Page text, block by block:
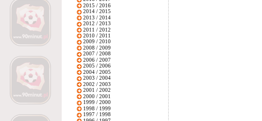
2015 / 2016
2014 / 2015
2013 / 2014
2012 / 2013
2011 / 2012
2010 / 2011
2009 / 2010
2008 / 2009
2007 / 2008
2006 / 2007
2005 / 2006
2004 / 2005
2003 / 2004
2002 / 2003
2001 / 2002
2000 / 2001
1999 / 2000
1998 / 1999
1997 / 1998